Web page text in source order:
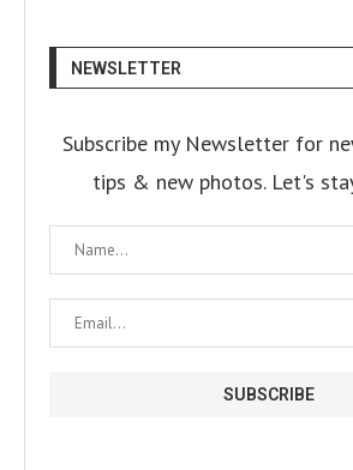
NEWSLETTER
Subscribe my Newsletter for
tips & new photos. Let's